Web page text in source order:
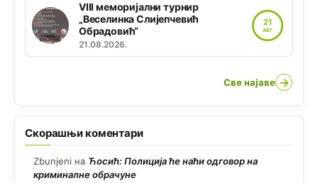
VIII меморијални турнир
„Веселинка Слијепчевић
Обрадовић“
21.08.2026.
21
АВГ
Све најаве →
Скорашњи коментари
Zbunjeni на Ћосић: Полиција ће наћи одговор на
криминалне обрачуне